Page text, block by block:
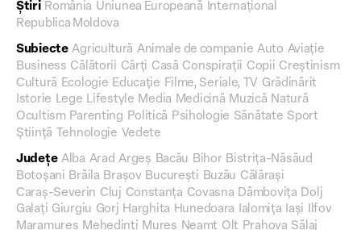
Știri România Uniunea Europeană Internațional
Republica Moldova
Subiecte Agricultură Animale de companie Auto Aviație
Business Călătorii Cărți Casă Conspirații Copii Creștinism
Cultură Ecologie Educație Filme, Seriale, TV Grădinărit
Istorie Lege Lifestyle Media Medicină Muzică Natură
Ocultism Parenting Politică Psihologie Sănătate Sport
Știință Tehnologie Vedete
Județe Alba Arad Argeș Bacău Bihor Bistrița-Năsăud
Botoșani Brăila Brașov București Buzău Călărași
Caraș-Severin Cluj Constanța Covasna Dâmbovița Dolj
Galați Giurgiu Gorj Harghita Hunedoara Ialomița Iași Ilfov
Maramureș Mehedinți Mureș Neamț Olt Prahova Sălaj